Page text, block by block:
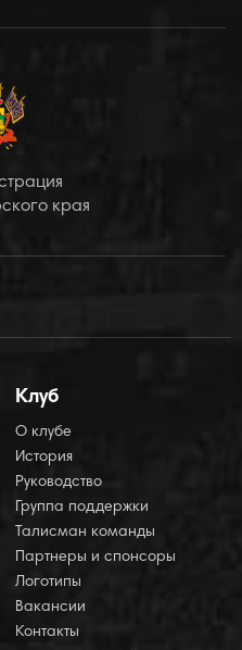
края
Клуб
О клубе
История
Руководство
Группа поддержки
Талисман команды
Партнеры и спонсоры
Логотипы
Вакансии
Контакты